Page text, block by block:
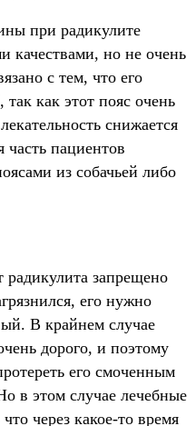
при радикулите
качествами, но не очень
с тем, что его
так как этот пояс очень
снижается
пациентов
из собачьей либо
запрещено
его нужно
В крайнем случае
дорого, и поэтому
его смоченным
в этом случае лечебные
через какое-то время